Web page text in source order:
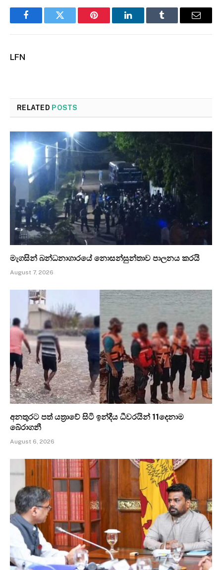
FacebookTwitter Pinterest LinkedInTumblr Email
LFN
RELATED POSTS
මැගසින් බන්ධනාගාරයේ නොසන්සුන්තාව පාලනය කරයි
August 7, 2026
අනතුරට පත් යත්‍රාවේ සිටි ඉන්දීය ධීවරයින් 11දෙනාම
බේරාගනී
August 6, 2026